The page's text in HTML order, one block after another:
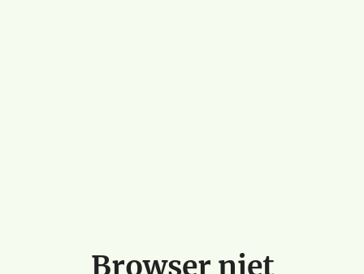
Browser niet